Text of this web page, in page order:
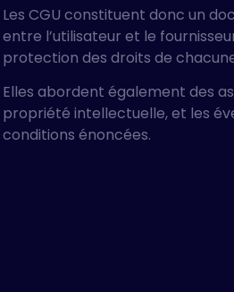
Les CGU constituent donc un
entre l’utilisateur et le
protection des droits de
Elles abordent également des
propriété intellectuelle, et les
conditions énoncées.